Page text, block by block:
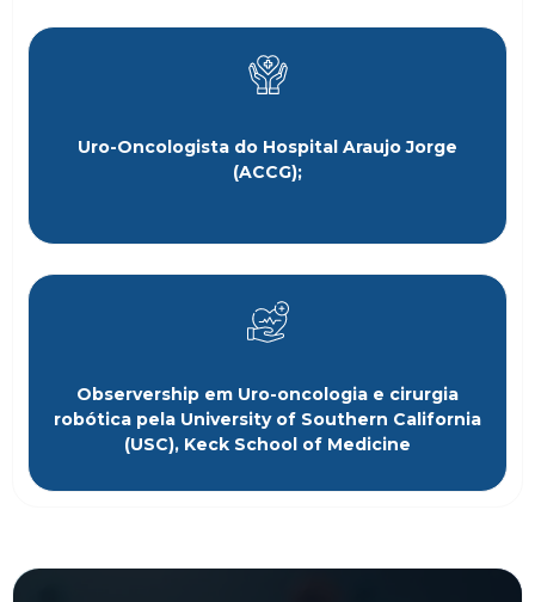
Uro-Oncologista do Hospital Araujo Jorge
(ACCG);
Observership em Uro-oncologia e cirurgia
robótica pela University of Southern California
(USC), Keck School of Medicine